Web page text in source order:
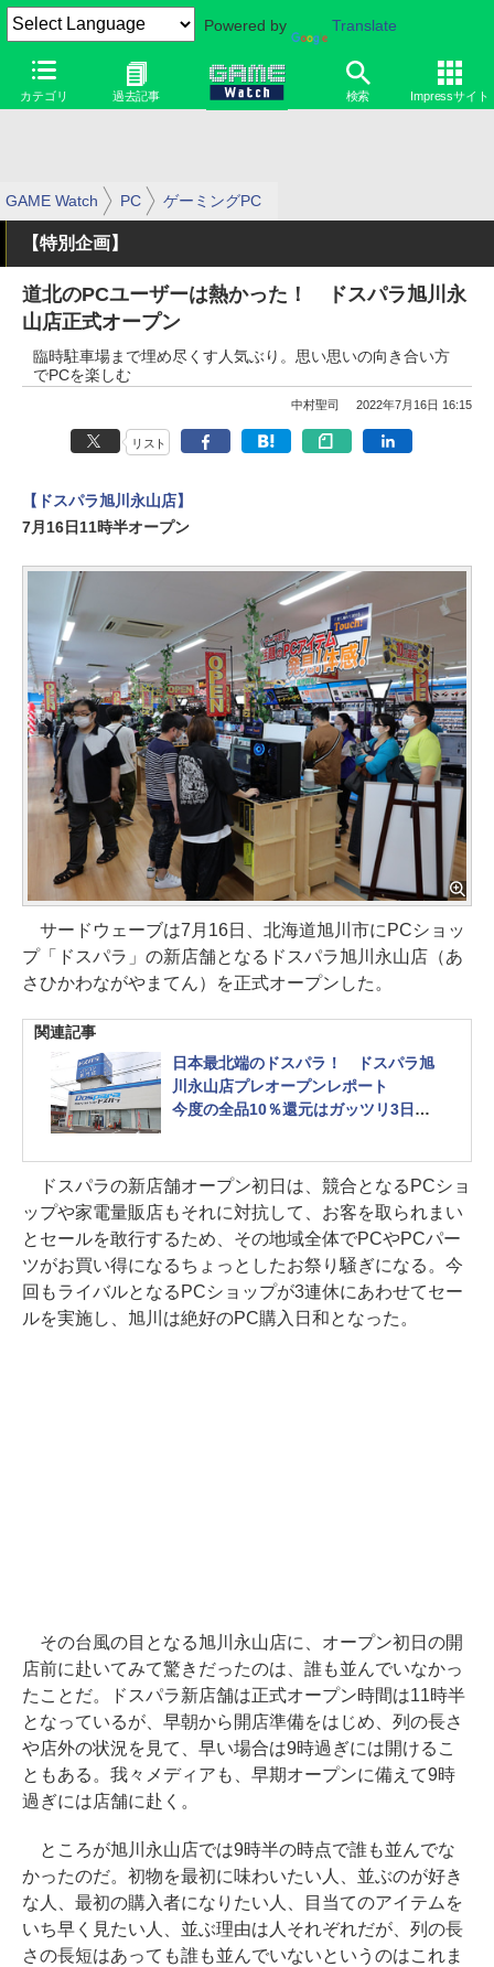
Powered by Translate
カテゴリ 過去記事 検索 Impressサイト
GAME Watch PC ゲーミングPC
【特別企画】
道北のPCユーザーは熱かった！ ドスパラ旭川永
山店正式オープン
臨時駐車場まで埋め尽くす人気ぶり。思い思いの向き合い方
でPCを楽しむ
中村聖司 2022年7月16日 16:15
リスト
【ドスパラ旭川永山店】
7月16日11時半オープン
サードウェーブは7月16日、北海道旭川市にPCショッ
プ「ドスパラ」の新店舗となるドスパラ旭川永山店（あ
さひかわながやまてん）を正式オープンした。
関連記事
日本最北端のドスパラ！ ドスパラ旭
川永山店プレオープンレポート
今度の全品10％還元はガッツリ3日
ドスパラの新店舗オープン初日は、競合となるPCショ
ップや家電量販店もそれに対抗して、お客を取られまい
とセールを敢行するため、その地域全体でPCやPCパー
ツがお買い得になるちょっとしたお祭り騒ぎになる。今
回もライバルとなるPCショップが3連休にあわせてセー
ルを実施し、旭川は絶好のPC購入日和となった。
その台風の目となる旭川永山店に、オープン初日の開
店前に赴いてみて驚きだったのは、誰も並んでいなかっ
たことだ。ドスパラ新店舗は正式オープン時間は11時半
となっているが、早朝から開店準備をはじめ、列の長さ
や店外の状況を見て、早い場合は9時過ぎには開けるこ
ともある。我々メディアも、早期オープンに備えて9時
過ぎには店舗に赴く。
ところが旭川永山店では9時半の時点で誰も並んでな
かったのだ。初物を最初に味わいたい人、並ぶのが好き
な人、最初の購入者になりたい人、目当てのアイテムを
いち早く見たい人、並ぶ理由は人それぞれだが、列の長
さの長短はあっても誰も並んでいないというのはこれま